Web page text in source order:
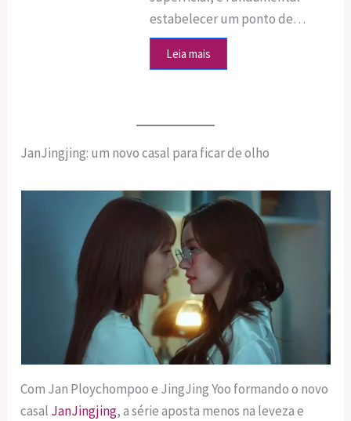
estabelecer um ponto de…
Leia mais
JanJingjing: um novo casal para ficar de olho
Com Jan Ploychompoo e JingJing Yoo formando o novo
casal JanJingjing, a série aposta menos na leveza e